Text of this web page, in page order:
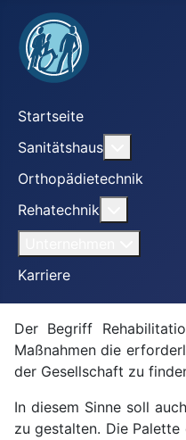
Startseite
Sanitätshaus
Orthopädietechnik
Rehatechnik
Karriere
Der Begriff
Maßnahmen die
der Gesellschaft zu
In diesem Sinne soll
zu gestalten. Die